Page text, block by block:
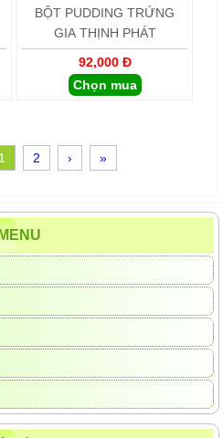
BỘT PUDDING TRỨNG
GIA THỊNH PHÁT
92,000 Đ
Chọn mua
1 2 › »